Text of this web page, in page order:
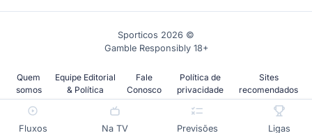
Fluxos Na TV Previsões Ligas
Sporticos 2026 ©
Gamble Responsibly 18+
Quem
somos
Equipe Editorial
& Política
Fale
Conosco
Política de
privacidade
Sites
recomendados